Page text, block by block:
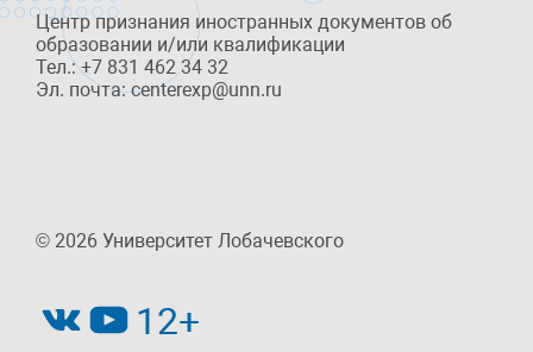
Центр признания иностранных документов об
образовании и/или квалификации
Тел.: +7 831 462 34 32
Эл. почта: centerexp@unn.ru
© 2026 Университет Лобачевского
12+